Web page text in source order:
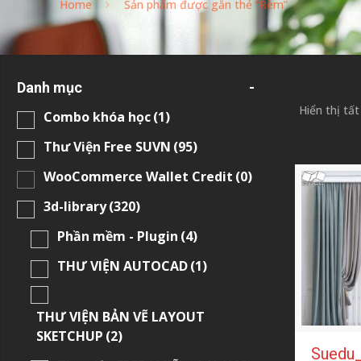
Home Sản phẩm được gắn thẻ “Rèm”
Hiển thị
Danh mục -
Combo khóa học(1)
Thư Viện Free SUVN (95)
WooCommerce Wallet Credit (0)
3d-library(320)
Phần mềm - Plugin (4)
THƯ VIỆN AUTOCAD(1)
THƯ VIỆN BẢN VẼ LAYOUT
SKETCHUP (2)